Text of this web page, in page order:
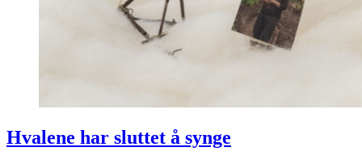
Hvalene har sluttet å synge